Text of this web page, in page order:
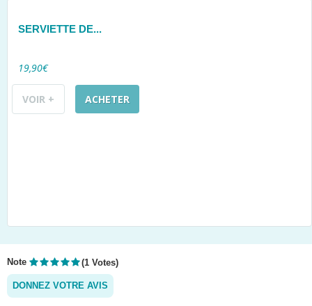
SERVIETTE DE...
19,90€
VOIR + ACHETER
Note (1 Votes)
DONNEZ VOTRE AVIS